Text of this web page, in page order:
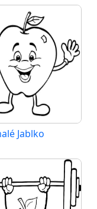
Jablko